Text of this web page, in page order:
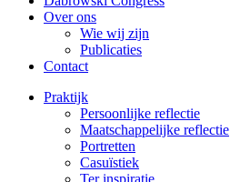
Over ons
Wie wij zijn
Publicaties
Contact
Praktijk
Persoonlijke reflectie
Maatschappelijke reflectie
Portretten
Casuïstiek
Ter inspiratie